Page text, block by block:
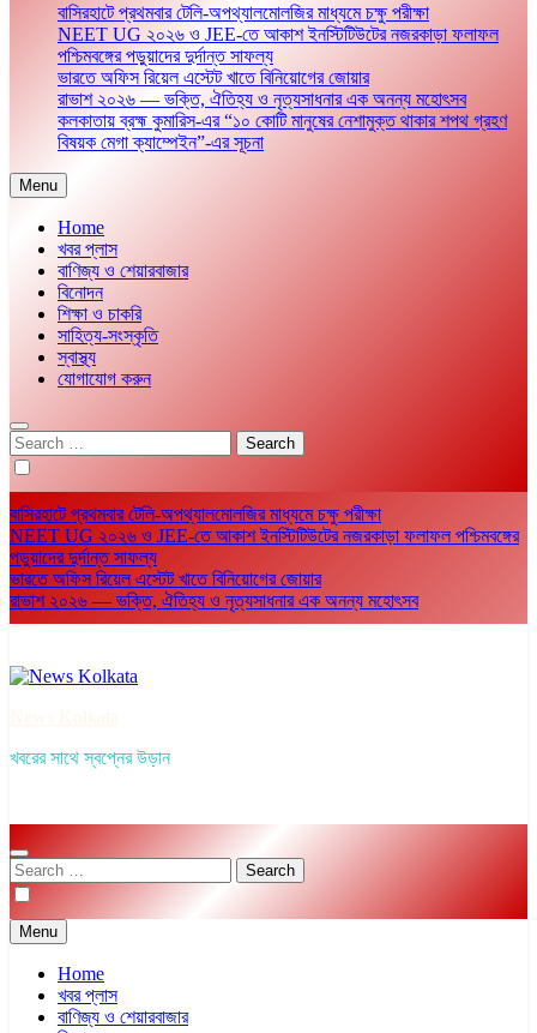
বাসিরহাটে প্রথমবার টেলি-অপথ্যালমোলজির মাধ্যমে চক্ষু পরীক্ষা
NEET UG ২০২৬ ও JEE-তে আকাশ ইনস্টিটিউটের নজরকাড়া ফলাফল
পশ্চিমবঙ্গের পড়ুয়াদের দুর্দান্ত সাফল্য
ভারতে অফিস রিয়েল এস্টেট খাতে বিনিয়োগের জোয়ার
রাভাশ ২০২৬ — ভক্তি, ঐতিহ্য ও নৃত্যসাধনার এক অনন্য মহোৎসব
কলকাতায় ব্রহ্ম কুমারিস-এর “১০ কোটি মানুষের নেশামুক্ত থাকার শপথ গ্রহণ
বিষয়ক মেগা ক্যাম্পেইন”-এর সূচনা
Menu
Home
খবর প্লাস
বাণিজ্য ও শেয়ারবাজার
বিনোদন
শিক্ষা ও চাকরি
সাহিত্য-সংস্কৃতি
স্বাস্থ্য
যোগাযোগ করুন
Search
for:
বাসিরহাটে প্রথমবার টেলি-অপথ্যালমোলজির মাধ্যমে চক্ষু পরীক্ষা
NEET UG ২০২৬ ও JEE-তে আকাশ ইনস্টিটিউটের নজরকাড়া ফলাফল পশ্চিমবঙ্গের
পড়ুয়াদের দুর্দান্ত সাফল্য
ভারতে অফিস রিয়েল এস্টেট খাতে বিনিয়োগের জোয়ার
রাভাশ ২০২৬ — ভক্তি, ঐতিহ্য ও নৃত্যসাধনার এক অনন্য মহোৎসব
খবরের সাথে স্বপ্নের উড়ান
Search
for:
Menu
Home
খবর প্লাস
বাণিজ্য ও শেয়ারবাজার